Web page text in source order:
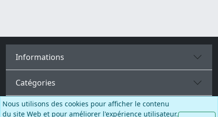
Informations
Catégories
Plus de pages
Nous utilisons des cookies pour afficher le contenu
du site Web et pour améliorer l'expérience utilisateur.